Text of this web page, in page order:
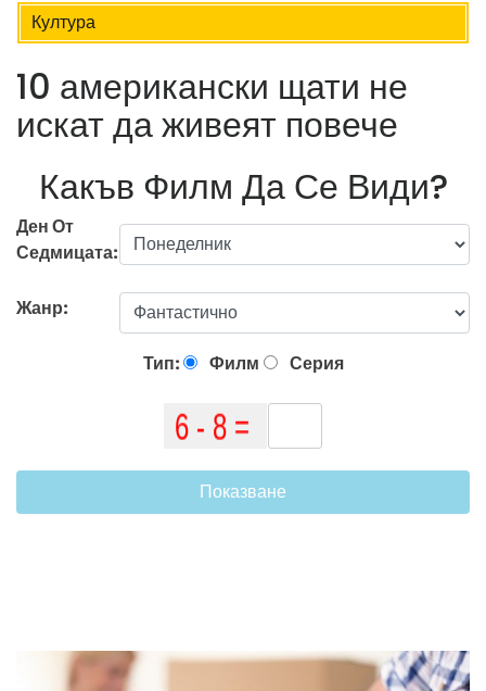
Култура
10 американски щати не
искат да живеят повече
Какъв Филм Да Се Види?
Ден От
Седмицата:
Жанр:
Тип: Филм Серия
Показване